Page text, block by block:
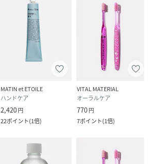
携帯・公衆電話からのお問い合わせ
050-5577-7001（有料）
＜カスタマーセンター営業時間＞
営業時間：9時～18時
MATIN et ETOILE
ハンドケア
2,420円
22ポイント(1倍)
VITAL MATERIAL
オーラルケア
770円
7ポイント(1倍)